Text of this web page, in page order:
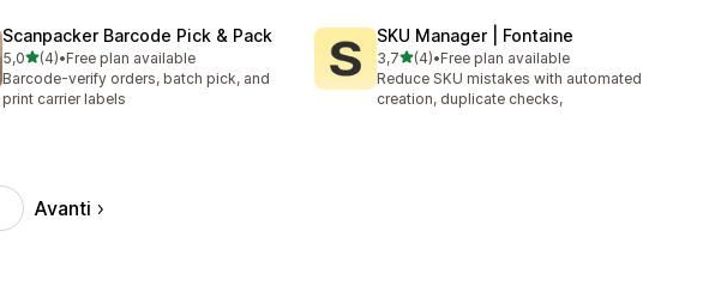
Scanpacker Barcode Pick & Pack
5,0stelle su 5
(4)
4 recensioni totali
•Free plan available
Barcode-verify orders, batch pick, and
print carrier labels
SKU Manager | Fontaine
3,7stelle su 5
(4)
4 recensioni totali
•Free plan available
Reduce SKU mistakes with automated
creation, duplicate checks,
Avanti